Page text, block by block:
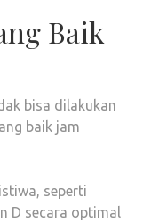
Baik
bisa dilakukan
baik jam
seperti
D secara optimal